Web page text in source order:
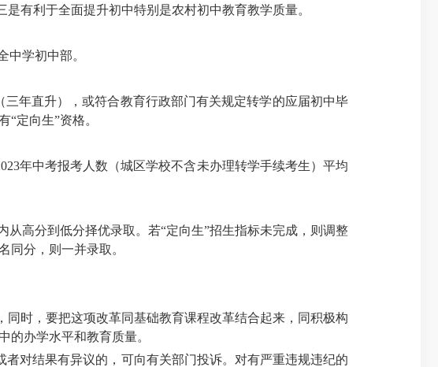
有利于全面提升初中特别是农村初中教育教学质量。
中学初中部。
年直升），或符合教育行政部门有关规定转学的应届初中毕
定向生”资格。
年中考报考人数（城区学校不含未办理转学手续考生）平均
从高分到低分择优录取。若“定向生”招生指标未完成，则调整
同分，则一并录取。
时，要把这项改革同基础教育课程改革结合起来，同积极构
的办学水平和教育质量。
对结果有异议的，可向有关部门投诉。对有严重违规违纪的